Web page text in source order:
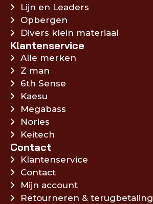
Lijn en Leaders
Opbergen
Divers klein materiaal
Klantenservice
Alle merken
Z man
6th Sense
Kaesu
Megabass
Nories
Keitech
Contact
Klantenservice
Contact
Mijn account
Retourneren & terugbetaling